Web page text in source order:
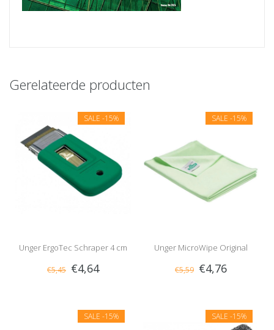
Gerelateerde producten
SALE -15%
Unger ErgoTec Schraper 4 cm
€5,45 €4,64
SALE -15%
Unger MicroWipe Original
€5,59 €4,76
SALE -15% SALE -15%